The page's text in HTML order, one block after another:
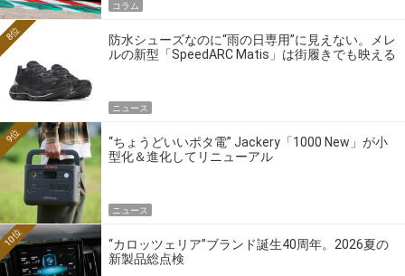
コラム
防水シューズなのに“雨の日専用”に見えない。メレ
ルの新型「SpeedARC Matis」は街履きでも映える
8位
ニュース
“ちょうどいいポタ電” Jackery「1000 New」が小
型化＆進化してリニューアル
9位
ニュース
“カロッツェリア”ブランド誕生40周年。2026夏の
新製品総点検
10位